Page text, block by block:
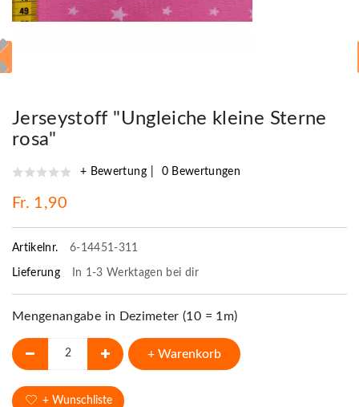
Jerseystoff "Ungleiche kleine Sterne
rosa"
+ Bewertung 0 Bewertungen
Fr. 1,90
Artikelnr. 6-14451-311
Lieferung In 1-3 Werktagen bei dir
Mengenangabe in Dezimeter (10 = 1m)
+ Warenkorb
+ Wunschliste